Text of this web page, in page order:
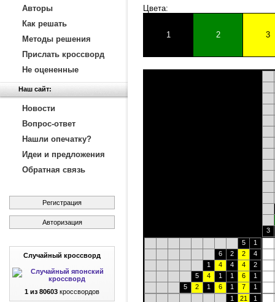
Авторы
Как решать
Методы решения
Прислать кроссворд
Не оцененные
Наш сайт:
Новости
Вопрос-ответ
Нашли опечатку?
Идеи и предложения
Обратная связь
Регистрация
Авторизация
Случайный кроссворд
1 из 80603 кроссвордов
Цвета:
1 2 3
3
5
1
6
2 2
4
1
4 4 4
2
5
4 1 1 6
1
5
2 1 6 1 7
1
1
21
1